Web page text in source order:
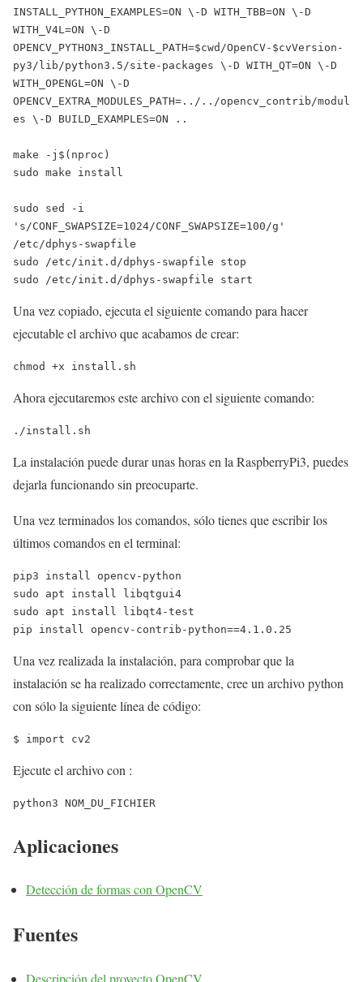
INSTALL_PYTHON_EXAMPLES=ON \-D WITH_TBB=ON \-D
WITH_V4L=ON \-D
OPENCV_PYTHON3_INSTALL_PATH=$cwd/OpenCV-$cvVersion-
py3/lib/python3.5/site-packages \-D WITH_QT=ON \-D
WITH_OPENGL=ON \-D
OPENCV_EXTRA_MODULES_PATH=../../opencv_contrib/modul
es \-D BUILD_EXAMPLES=ON ..
make -j$(nproc)
sudo make install
sudo sed -i
's/CONF_SWAPSIZE=1024/CONF_SWAPSIZE=100/g'
/etc/dphys-swapfile
sudo /etc/init.d/dphys-swapfile stop
Una vez copiado, ejecuta el siguiente comando para hacer
ejecutable el archivo que acabamos de crear:
chmod +x install.sh
Ahora ejecutaremos este archivo con el siguiente comando:
./install.sh
La instalación puede durar unas horas en la RaspberryPi3, puedes
dejarla funcionando sin preocuparte.
Una vez terminados los comandos, sólo tienes que escribir los
últimos comandos en el terminal:
pip3 install opencv-python
sudo apt install libqtgui4
sudo apt install libqt4-test
Una vez realizada la instalación, para comprobar que la
instalación se ha realizado correctamente, cree un archivo python
con sólo la siguiente línea de código:
$ import cv2
Ejecute el archivo con :
python3 NOM_DU_FICHIER
Aplicaciones
Detección de formas con OpenCV
Fuentes
Descripción del proyecto OpenCV